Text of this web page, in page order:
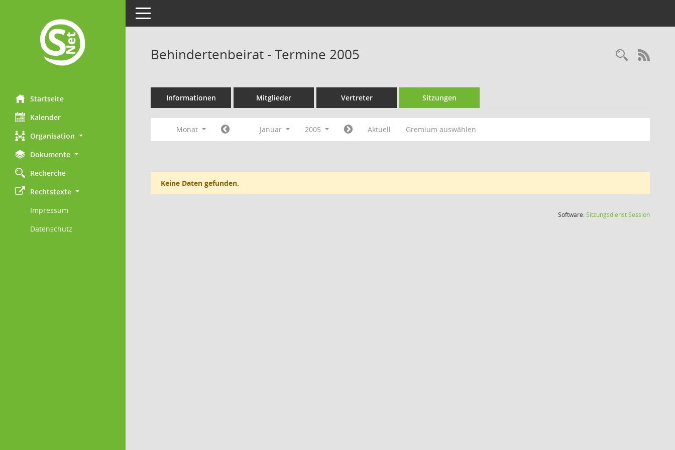
Startseite
Kalender
Organisation
Dokumente
Recherche
Rechtstexte
Impressum
Datenschutz
Toggle navigation
Behindertenbeirat - Termine 2005
Informationen Mitglieder Vertreter Sitzungen
Monat Januar 2005 Aktuell Gremium auswählen
Keine Daten gefunden.
Software:SitzungsdienstSession(Wird in